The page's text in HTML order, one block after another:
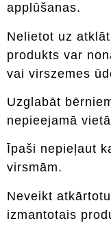
applūšanas.
Nelietot uz
produkts var
vai virszemes
Uzglabāt
nepieejamā
Īpaši nepieļaut
virsmām.
Neveikt
izmantotais